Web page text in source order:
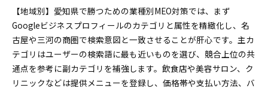
【地域別】愛知県で勝つための業種別MEO対策では、まず
Googleビジネスプロフィールのカテゴリと属性を精緻化し、名
古屋や三河の商圏で検索意図と一致させることが肝心です。主カ
テゴリはユーザーの検索語に最も近いものを選び、競合上位の共
通点を参考に副カテゴリを補強します。飲食店や美容サロン、ク
リニックなどは提供メニューを登録し、価格帯や支払い方法、バ